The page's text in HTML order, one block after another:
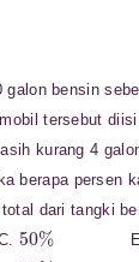
bensin
tersebut
kurang 4
berapa persen
dari tangki
50%